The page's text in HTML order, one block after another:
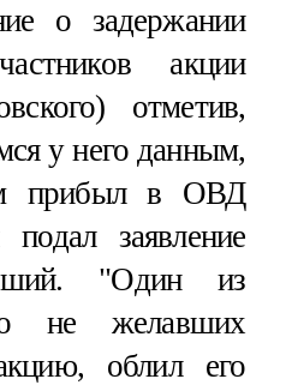
о задержании
акции
отметив,
у него данным,
прибыл в ОВД
заявление
"Один из
не желавших
облил его